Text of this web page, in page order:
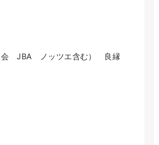
会 JBA ノッツエ含む） 良縁